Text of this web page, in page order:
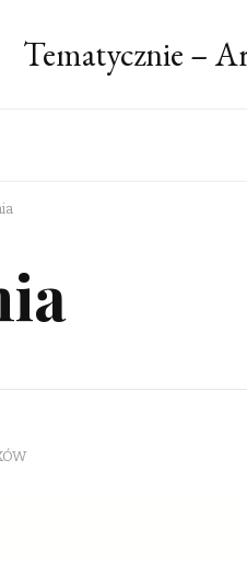
Tematycznie –